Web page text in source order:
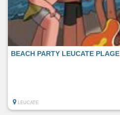
BEACH PARTY LEUCATE PLAGE
LEUCATE